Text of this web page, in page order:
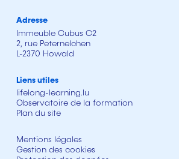
Adresse
Immeuble Cubus C2
2, rue Peternelchen
L-2370 Howald
Liens utiles
lifelong-learning.lu
Observatoire de la formation
Plan du site
Mentions légales
Gestion des cookies